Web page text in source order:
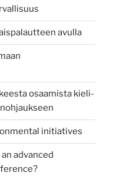
avulla
osaamista kieli-
initiatives
advanced